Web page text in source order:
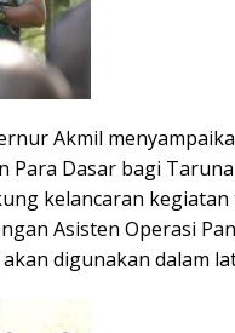
Akmil
Para Dasar bagi
kelancaran
Asisten Operasi
digunakan dalam